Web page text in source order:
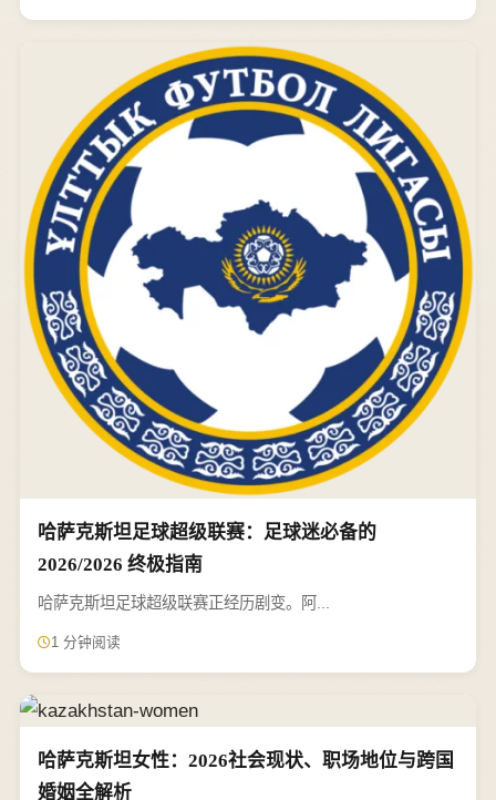
哈萨克斯坦足球超级联赛：足球迷必备的
2026/2026 终极指南
哈萨克斯坦足球超级联赛正经历剧变。阿...
1 分钟阅读
哈萨克斯坦女性：2026社会现状、职场地位与跨国
婚姻全解析